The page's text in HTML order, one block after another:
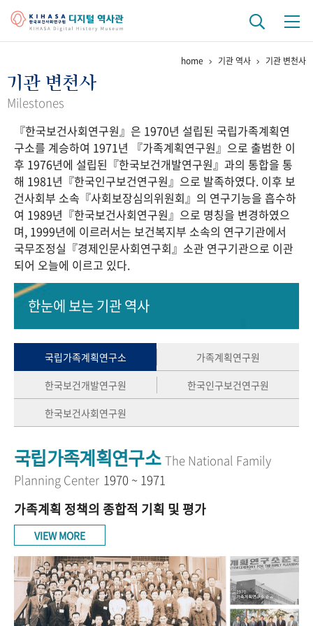
걸어온 길 기관 변천사
연구 역사
정책과 연구 키워드로 보는 연구 역사
연구자들
간행물 변천사
기록물 아카이브
사진 아카이브 문서 기록물 행정박물 영상 기록물
50+1 주년 기념
세계와 함께 한 KIHASA
VR 역사관
home 기관 역사 기관 변천사
기관 변천사
Milestones
『한국보건사회연구원』은 1970년 설립된 국립가족계획연
구소를 계승하여 1971년 『가족계획연구원』으로 출범한 이
후 1976년에 설립된『한국보건개발연구원』과의 통합을 통
해 1981년『한국인구보건연구원』으로 발족하였다. 이후 보
건사회부 소속『사회보장심의위원회』의 연구기능을 흡수하
여 1989년『한국보건사회연구원』으로 명칭을 변경하였으
며, 1999년에 이르러서는 보건복지부 소속의 연구기관에서
국무조정실『경제인문사회연구회』소관 연구기관으로 이관
되어 오늘에 이르고 있다.
한눈에 보는기관 역사
국립가족계획연구소
가족계획연구원
한국보건개발연구원
한국인구보건연구원
한국보건사회연구원
국립가족계획연구소 The National Family
Planning Center 1970 ~ 1971
가족계획 정책의 종합적 기획 및 평가
VIEW MORE